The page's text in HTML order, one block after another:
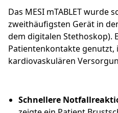
Das MESI mTABLET wurde
zweithäufigsten Gerät in
dem digitalen Stethoskop).
Patientenkontakte genutzt,
kardiovaskulären
Schnellere